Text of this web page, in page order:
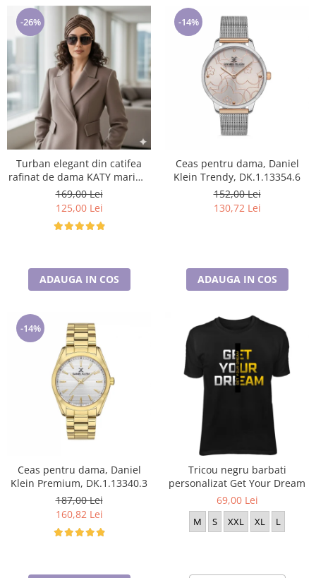
-26%
Turban elegant din catifea
rafinat de dama KATY marime
universala, captuseala polar,
culoare maro Sequoia
169,00 Lei
125,00 Lei
ADAUGA IN COS
-14%
Ceas pentru dama, Daniel
Klein Trendy, DK.1.13354.6
152,00 Lei
130,72 Lei
ADAUGA IN COS
-14%
Ceas pentru dama, Daniel
Klein Premium, DK.1.13340.3
187,00 Lei
160,82 Lei
Tricou negru barbati
personalizat Get Your Dream
69,00 Lei
M S XXL XL L